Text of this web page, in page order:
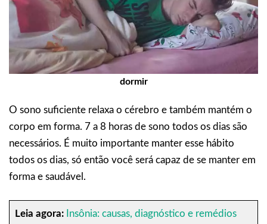
dormir
O sono suficiente relaxa o cérebro e também mantém o
corpo em forma. 7 a 8 horas de sono todos os dias são
necessários. É muito importante manter esse hábito
todos os dias, só então você será capaz de se manter em
forma e saudável.
Leia agora:
Insônia: causas, diagnóstico e remédios